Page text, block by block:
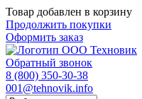
Товар добавлен в корзину
Продолжить покупки
Оформить заказ
Обратный звонок
8 (800) 350-30-38
001@tehnovik.info